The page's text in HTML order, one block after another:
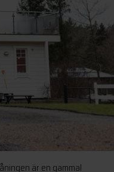
är en gammal